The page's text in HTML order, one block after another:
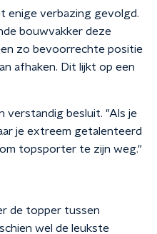
enige verbazing gevolgd.
bouwvakker deze
zo bevoorrechte positie
afhaken. Dit lijkt op een
verstandig besluit. "Als je
je extreem getalenteerd
topsporter te zijn weg."
de topper tussen
wel de leukste